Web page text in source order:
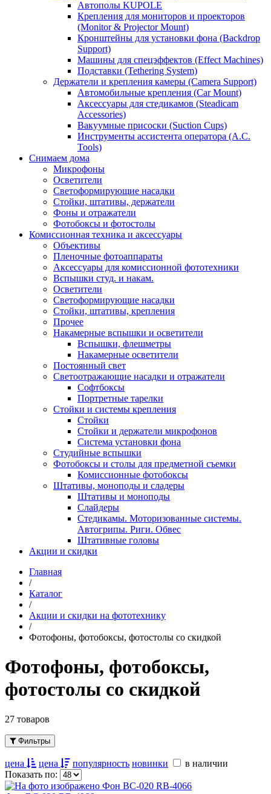
Автополы KUPOLE
Крепления для мониторов и проекторов
(Monitor & Projector Mount)
Кронштейны для установки фона (Backdrop
Support)
Машины для спецэффектов (Effect Machines)
Подставки (Tethering System)
Держатели и крепления камеры (Camera Support)
Автомобильные крепления (Car Mount)
Аксессуары для стедикамов (Steadicam
Accessories)
Вакуумные присоски (Suction Cups)
Инструменты ассистента оператора (A.C.
Tools)
Снимаем дома
Микрофоны
Осветители
Светоформирующие насадки
Стойки, штативы, держатели
Фоны и отражатели
Фотобоксы и фотостолы
Комиссионная техника и аксессуары
Объективы
Пленочные фотоаппараты
Аксессуары для комиссионной фототехники
Вспышки студ. и накам.
Осветители
Светоформирующие насадки
Стойки, штативы, крепления
Прочее
Накамерные вспышки и осветители
Вспышки, флешметры
Накамерные осветители
Постоянный свет
Светоотражающие насадки и отражатели
Софтбоксы
Портретные тарелки
Стойки и системы крепления
Стойки
Стойки и держатели микрофонов
Система установки фона
Студийные вспышки
Фотобоксы и столы для предметной съемки
Комиссионные фотобоксы
Штативы, моноподы и сладеры
Штативы и моноподы
Слайдеры
Стедикамы. Моторизованные системы.
Автогрипы. Риги. Обвес
Штативные головы
Акции и скидки
Главная
/
Каталог
/
Акции и скидки на фототехнику
/
Фотофоны, фотобоксы, фотостолы со скидкой
Фотофоны, фотобоксы,
фотостолы со скидкой
27 товаров
Фильтры
цена цена популярность новинки
в наличии
Показать по: